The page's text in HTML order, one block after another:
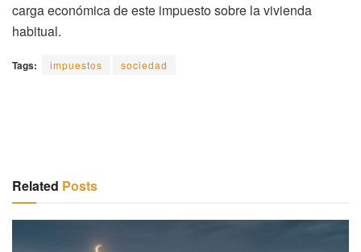
carga económica de este impuesto sobre la vivienda
habitual.
Tags: impuestos sociedad
Related Posts